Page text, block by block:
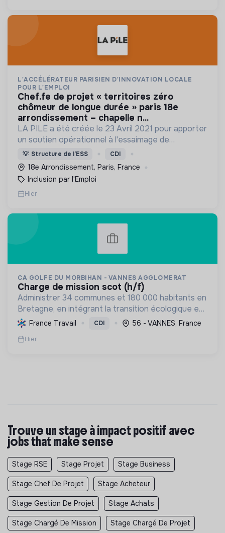
L'ACCÉLÉRATEUR PARISIEN D'INNOVATION LOCALE
POUR L'EMPLOI
chef.fe de projet « territoires zéro
chômeur de longue durée » paris 18e
arrondissement – chapelle n...
LA PILE a été créée le 23 Avril 2021 pour apporter
un soutien opérationnel à l'essaimage de
l’expérimentation "Territoires Zéro Chômeur de
Longue Durée" à Paris
💡 Structure de l’ESS CDI
18e Arrondissement, Paris, France
Inclusion par l'Emploi
Hier
CA GOLFE DU MORBIHAN - VANNES AGGLOMERAT
charge de mission scot (h/f)
Administrer 34 communes et 180 000 habitants en
Bretagne, en intégrant la transition écologique et
sociale par une planification résiliente, des achats
durables et le soutien à l'économie verte.
France Travail CDI 56 - VANNES, France
Hier
Trouve un stage à impact positif avec
jobs that make sense
Stage RSE Stage Projet Stage Business
Stage Chef De Projet Stage Acheteur
Stage Gestion De Projet Stage Achats
Stage Chargé De Mission Stage Chargé De Projet